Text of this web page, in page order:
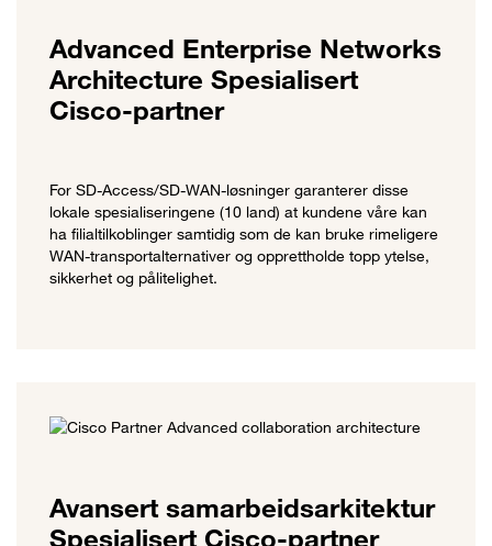
Advanced Enterprise Networks
Architecture Spesialisert
Cisco-partner
For SD-Access/SD-WAN-løsninger garanterer disse
lokale spesialiseringene (10 land) at kundene våre kan
ha filialtilkoblinger samtidig som de kan bruke rimeligere
WAN-transportalternativer og opprettholde topp ytelse,
sikkerhet og pålitelighet.
Avansert samarbeidsarkitektur
Spesialisert Cisco-partner